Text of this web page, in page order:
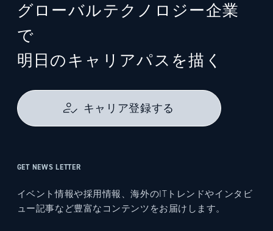
グローバルテクノロジー企業
で
明日のキャリアパスを描く
キャリア登録する
GET NEWS LETTER
イベント情報や採用情報、海外のITトレンドやインタビ
ュー記事など豊富なコンテンツをお届けします。